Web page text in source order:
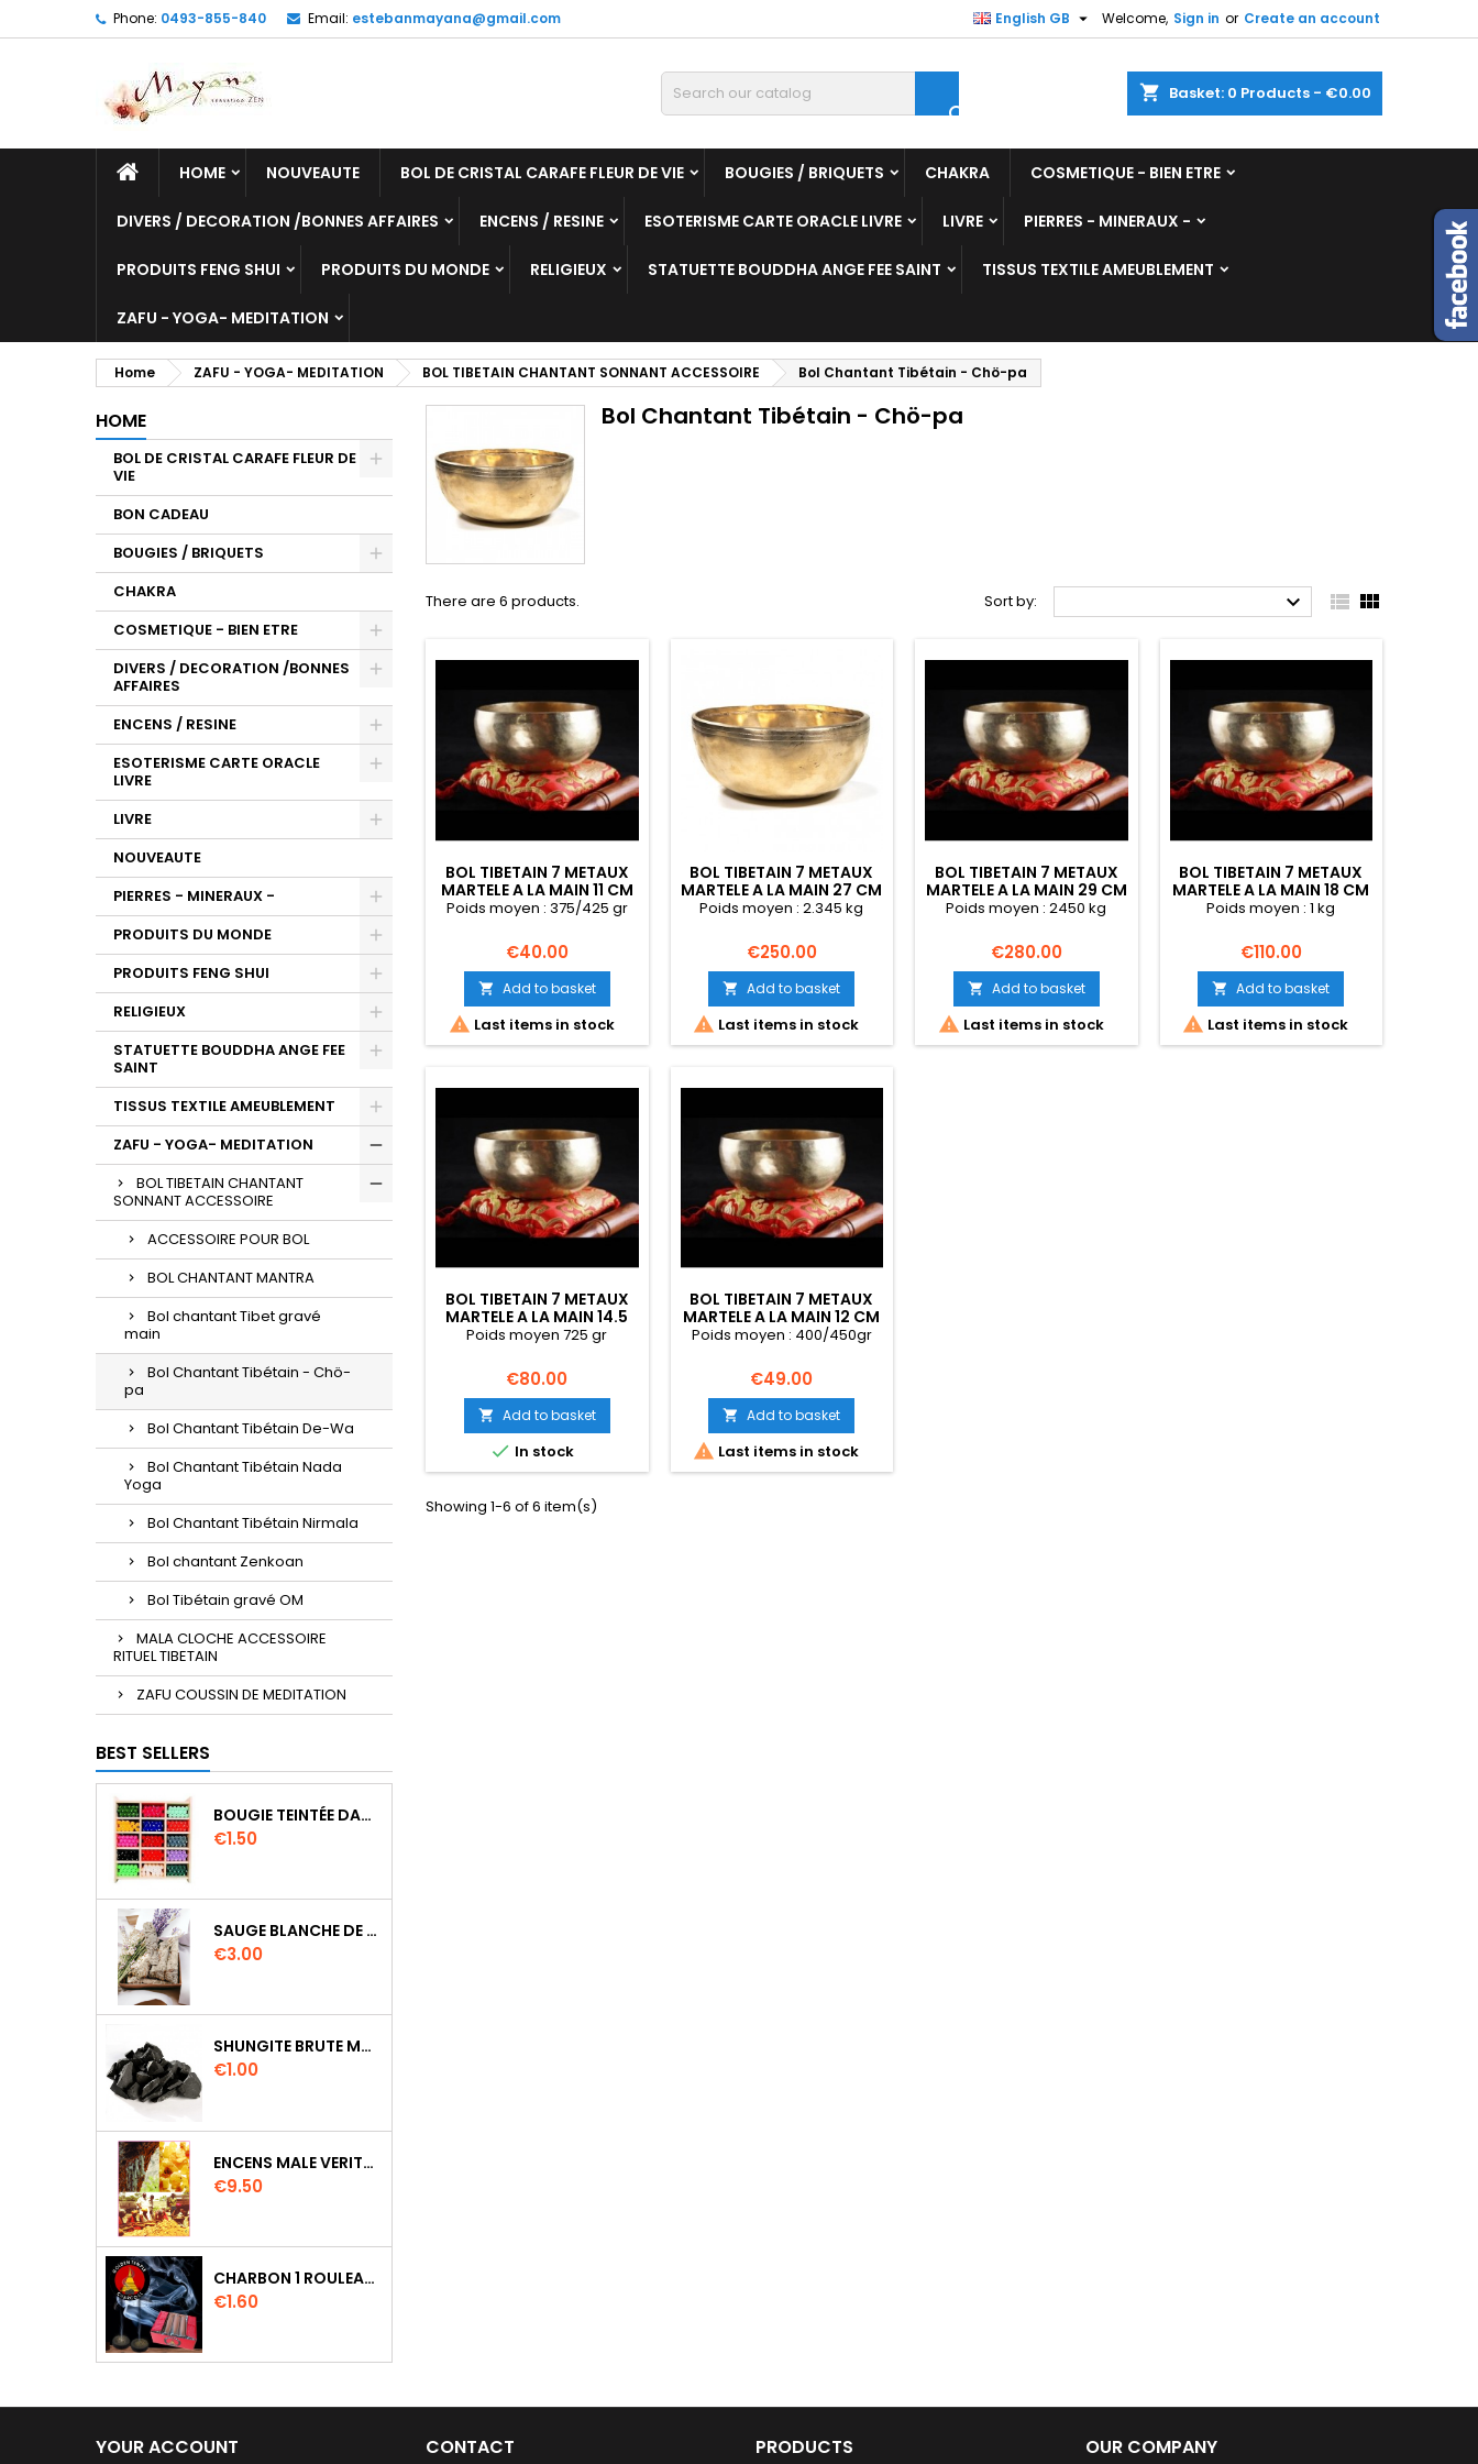
Phone: 0493-855-840 Email: estebanmayana@gmail.com Welcome, Sign in or Create an account
English GB 
shopping_cart Basket: 0 Products - €0.00

HOME NOUVEAUTE BOL DE CRISTAL CARAFE FLEUR DE VIE BOUGIES / BRIQUETS CHAKRA COSMETIQUE - BIEN ETRE
DIVERS / DECORATION /BONNES AFFAIRES ENCENS / RESINE ESOTERISME CARTE ORACLE LIVRE LIVRE PIERRES - MINERAUX -
PRODUITS FENG SHUI PRODUITS DU MONDE RELIGIEUX STATUETTE BOUDDHA ANGE FEE SAINT TISSUS TEXTILE AMEUBLEMENT
ZAFU - YOGA- MEDITATION
Home ZAFU - YOGA- MEDITATION BOL TIBETAIN CHANTANT SONNANT ACCESSOIRE Bol Chantant Tibétain - Chö-pa
HOME
BOL DE CRISTAL CARAFE FLEUR DE
VIE
BON CADEAU
BOUGIES / BRIQUETS
CHAKRA
COSMETIQUE - BIEN ETRE
DIVERS / DECORATION /BONNES
AFFAIRES
ENCENS / RESINE
ESOTERISME CARTE ORACLE
LIVRE
LIVRE
NOUVEAUTE
PIERRES - MINERAUX -
PRODUITS DU MONDE
PRODUITS FENG SHUI
RELIGIEUX
STATUETTE BOUDDHA ANGE FEE
SAINT
TISSUS TEXTILE AMEUBLEMENT
ZAFU - YOGA- MEDITATION
BOL TIBETAIN CHANTANT
SONNANT ACCESSOIRE
ACCESSOIRE POUR BOL
BOL CHANTANT MANTRA
Bol chantant Tibet gravé
main
Bol Chantant Tibétain - Chö-
pa
Bol Chantant Tibétain De-Wa
Bol Chantant Tibétain Nada
Yoga
Bol Chantant Tibétain Nirmala
Bol chantant Zenkoan
Bol Tibétain gravé OM
MALA CLOCHE ACCESSOIRE
RITUEL TIBETAIN
ZAFU COUSSIN DE MEDITATION
BEST SELLERS
BOUGIE TEINTÉE DANS LA MASSE CIRE VÉGÉTALE DURÉE 8H
Price
€1.50
SAUGE BLANCHE DE CALIFORNIE QUALITE EXTRA PETIT FAGOT 8 A 10 CM
Price
€3.00
SHUNGITE BRUTE MORCEAU 2 A 3 CM
Price
€1.00
ENCENS MALE VERITABLE RARE 20 GR
Price
€9.50
CHARBON 1 ROULEAU DE 10 PASTILLES DIAMETRE 33MM
Price
€1.60
Bol Chantant Tibétain - Chö-pa
There are 6 products. Sort by:   
BOL TIBETAIN 7 METAUX
MARTELE A LA MAIN 11 CM
Poids moyen : 375/425 gr
Price
€40.00
 Add to basket
 Last items in stock
BOL TIBETAIN 7 METAUX
MARTELE A LA MAIN 27 CM
Poids moyen : 2.345 kg
Price
€250.00
 Add to basket
 Last items in stock
BOL TIBETAIN 7 METAUX
MARTELE A LA MAIN 29 CM
Poids moyen : 2450 kg
Price
€280.00
 Add to basket
 Last items in stock
BOL TIBETAIN 7 METAUX
MARTELE A LA MAIN 18 CM
Poids moyen : 1 kg
Price
€110.00
 Add to basket
 Last items in stock
BOL TIBETAIN 7 METAUX
MARTELE A LA MAIN 14.5
CM
Poids moyen 725 gr
Price
€80.00
 Add to basket
 In stock
BOL TIBETAIN 7 METAUX
MARTELE A LA MAIN 12 CM
Poids moyen : 400/450gr
Price
€49.00
 Add to basket
 Last items in stock
Showing 1-6 of 6 item(s)
YOUR ACCOUNT CONTACT PRODUCTS OUR COMPANY